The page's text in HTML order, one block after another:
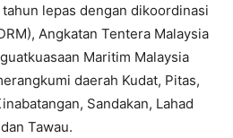
tahun lepas dengan dikoordinasi
Angkatan Tentera Malaysia
Maritim Malaysia
daerah Kudat, Pitas,
Sandakan, Lahad
Tawau.